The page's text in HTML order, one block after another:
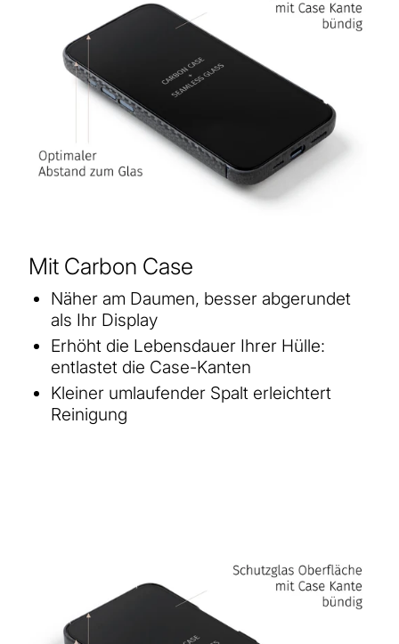
Mit Carbon Case
Näher am Daumen, besser abgerundet
als Ihr Display
Erhöht die Lebensdauer Ihrer Hülle:
entlastet die Case-Kanten
Kleiner umlaufender Spalt erleichtert
Reinigung